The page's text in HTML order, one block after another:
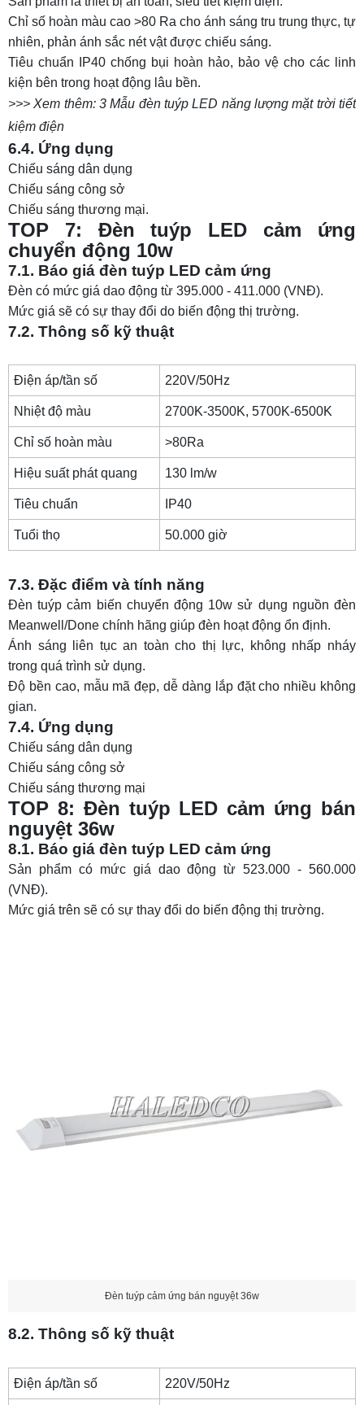
Chỉ số hoàn màu cao >80 Ra cho ánh sáng tru trung thực, tự
nhiên, phản ánh sắc nét vật được chiếu sáng.
Tiêu chuẩn IP40 chống bụi hoàn hảo, bảo vệ cho các linh
kiện bên trong hoạt động lâu bền.
>>> Xem thêm: 3 Mẫu đèn tuýp LED năng lượng mặt trời tiết
kiệm điện
6.4. Ứng dụng
Chiếu sáng dân dụng
Chiếu sáng công sở
Chiếu sáng thương mại.
TOP 7: Đèn tuýp LED cảm ứng
chuyển động 10w
7.1. Báo giá đèn tuýp LED cảm ứng
Đèn có mức giá dao động từ 395.000 - 411.000 (VNĐ).
Mức giá sẽ có sự thay đổi do biến động thị trường.
7.2. Thông số kỹ thuật
Điện áp/tần số 220V/50Hz
Nhiệt độ màu 2700K-3500K, 5700K-6500K
Chỉ số hoàn màu >80Ra
Hiệu suất phát quang 130 lm/w
Tiêu chuẩn IP40
Tuổi thọ 50.000 giờ
7.3. Đặc điểm và tính năng
Đèn tuýp cảm biến chuyển động 10w sử dụng nguồn đèn
Meanwell/Done chính hãng giúp đèn hoạt động ổn định.
Ánh sáng liên tục an toàn cho thị lực, không nhấp nháy
trong quá trình sử dụng.
Độ bền cao, mẫu mã đẹp, dễ dàng lắp đặt cho nhiều không
gian.
7.4. Ứng dụng
Chiếu sáng dân dụng
Chiếu sáng công sở
Chiếu sáng thương mại
TOP 8: Đèn tuýp LED cảm ứng bán
nguyệt 36w
8.1. Báo giá đèn tuýp LED cảm ứng
Sản phẩm có mức giá dao động từ 523.000 - 560.000
(VNĐ).
Mức giá trên sẽ có sự thay đổi do biến động thị trường.
Đèn tuýp cảm ứng bán nguyệt 36w
8.2. Thông số kỹ thuật
Điện áp/tần số 220V/50Hz